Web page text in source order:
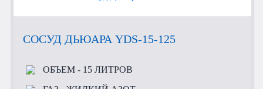
СОСУД ДЬЮАРА YDS-15-125
ОБЪЕМ- 15 ЛИТРОВ